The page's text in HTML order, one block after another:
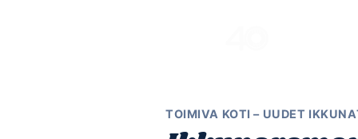
TOIMIVA KOTI – UUDET